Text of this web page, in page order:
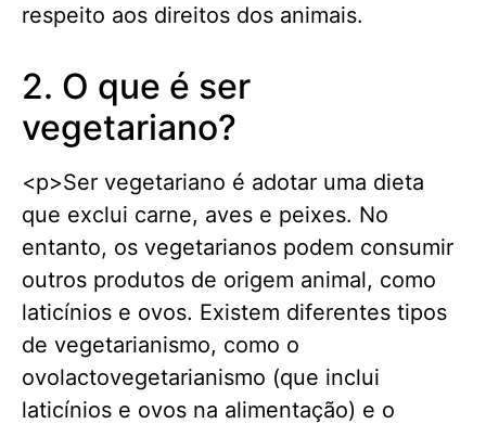
respeito aos direitos dos animais.
2. O que é ser
vegetariano?
<p>Ser vegetariano é adotar uma dieta
que exclui carne, aves e peixes. No
entanto, os vegetarianos podem consumir
outros produtos de origem animal, como
laticínios e ovos. Existem diferentes tipos
de vegetarianismo, como o
ovolactovegetarianismo (que inclui
laticínios e ovos na alimentação) e o